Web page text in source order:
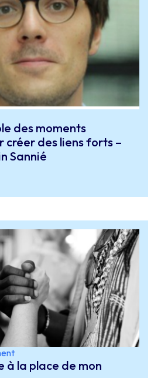
des moments
créer des liens forts –
Sannié
à la place de mon